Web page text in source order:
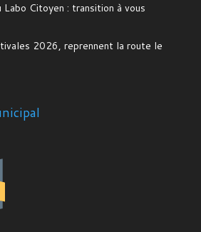
Citoyen : transition à vous
2026, reprennent la route le